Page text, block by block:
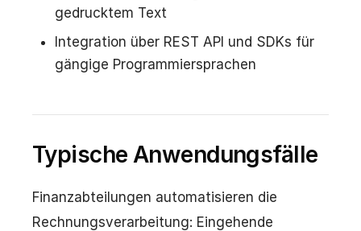
gedrucktem Text
Integration über REST API und SDKs für
gängige Programmiersprachen
Typische Anwendungsfälle
Finanzabteilungen automatisieren die
Rechnungsverarbeitung: Eingehende